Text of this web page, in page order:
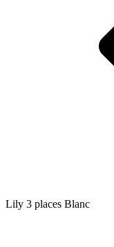
Lily 3 places Blanc